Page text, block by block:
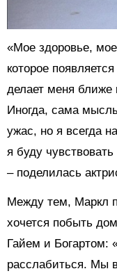
«Мое здоровье,
которое
делает меня ближе
Иногда, сама
ужас, но я всегда
я буду
– поделилась
Между тем, Маркл
хочется побыть
Гайем и Богартом:
расслабиться. Мы